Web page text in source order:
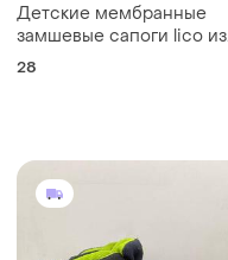
Детские мембранные
замшевые сапоги lico из
германии
28